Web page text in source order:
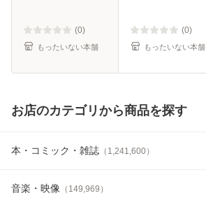
(0)
もったいない本舗
(0)
もったいない本舗
お店のカテゴリから商品を探す
本・コミック・雑誌 （ 1,241,600）
音楽・映像 （ 149,969 ）